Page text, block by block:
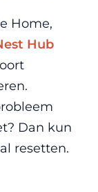
Home,
Hub
Dan kun
resetten.